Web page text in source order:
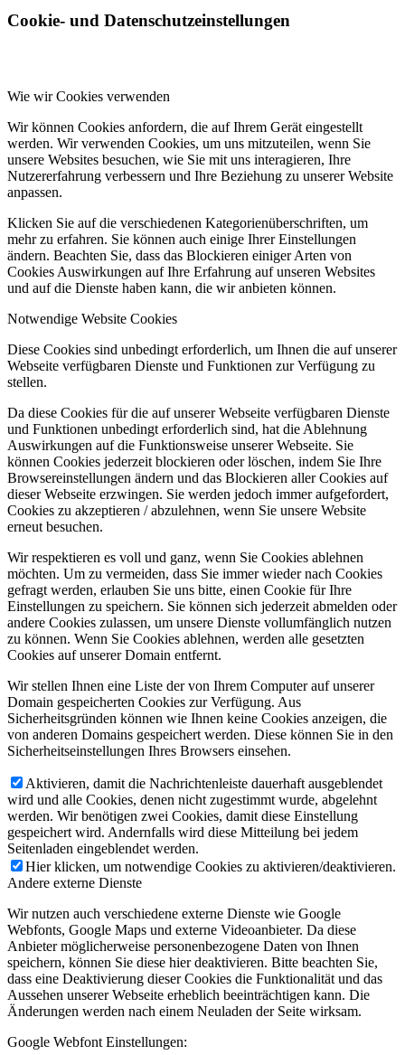
Cookie- und Datenschutzeinstellungen
Wie wir Cookies verwenden
Wir können Cookies anfordern, die auf Ihrem Gerät eingestellt
werden. Wir verwenden Cookies, um uns mitzuteilen, wenn Sie
unsere Websites besuchen, wie Sie mit uns interagieren, Ihre
Nutzererfahrung verbessern und Ihre Beziehung zu unserer Website
anpassen.
Klicken Sie auf die verschiedenen Kategorienüberschriften, um
mehr zu erfahren. Sie können auch einige Ihrer Einstellungen
ändern. Beachten Sie, dass das Blockieren einiger Arten von
Cookies Auswirkungen auf Ihre Erfahrung auf unseren Websites
und auf die Dienste haben kann, die wir anbieten können.
Notwendige Website Cookies
Diese Cookies sind unbedingt erforderlich, um Ihnen die auf unserer
Webseite verfügbaren Dienste und Funktionen zur Verfügung zu
stellen.
Da diese Cookies für die auf unserer Webseite verfügbaren Dienste
und Funktionen unbedingt erforderlich sind, hat die Ablehnung
Auswirkungen auf die Funktionsweise unserer Webseite. Sie
können Cookies jederzeit blockieren oder löschen, indem Sie Ihre
Browsereinstellungen ändern und das Blockieren aller Cookies auf
dieser Webseite erzwingen. Sie werden jedoch immer aufgefordert,
Cookies zu akzeptieren / abzulehnen, wenn Sie unsere Website
erneut besuchen.
Wir respektieren es voll und ganz, wenn Sie Cookies ablehnen
möchten. Um zu vermeiden, dass Sie immer wieder nach Cookies
gefragt werden, erlauben Sie uns bitte, einen Cookie für Ihre
Einstellungen zu speichern. Sie können sich jederzeit abmelden oder
andere Cookies zulassen, um unsere Dienste vollumfänglich nutzen
zu können. Wenn Sie Cookies ablehnen, werden alle gesetzten
Cookies auf unserer Domain entfernt.
Wir stellen Ihnen eine Liste der von Ihrem Computer auf unserer
Domain gespeicherten Cookies zur Verfügung. Aus
Sicherheitsgründen können wie Ihnen keine Cookies anzeigen, die
von anderen Domains gespeichert werden. Diese können Sie in den
Sicherheitseinstellungen Ihres Browsers einsehen.
Aktivieren, damit die Nachrichtenleiste dauerhaft ausgeblendet
wird und alle Cookies, denen nicht zugestimmt wurde, abgelehnt
werden. Wir benötigen zwei Cookies, damit diese Einstellung
gespeichert wird. Andernfalls wird diese Mitteilung bei jedem
Seitenladen eingeblendet werden.
Hier klicken, um notwendige Cookies zu aktivieren/deaktivieren.
Andere externe Dienste
Wir nutzen auch verschiedene externe Dienste wie Google
Webfonts, Google Maps und externe Videoanbieter. Da diese
Anbieter möglicherweise personenbezogene Daten von Ihnen
speichern, können Sie diese hier deaktivieren. Bitte beachten Sie,
dass eine Deaktivierung dieser Cookies die Funktionalität und das
Aussehen unserer Webseite erheblich beeinträchtigen kann. Die
Änderungen werden nach einem Neuladen der Seite wirksam.
Google Webfont Einstellungen: